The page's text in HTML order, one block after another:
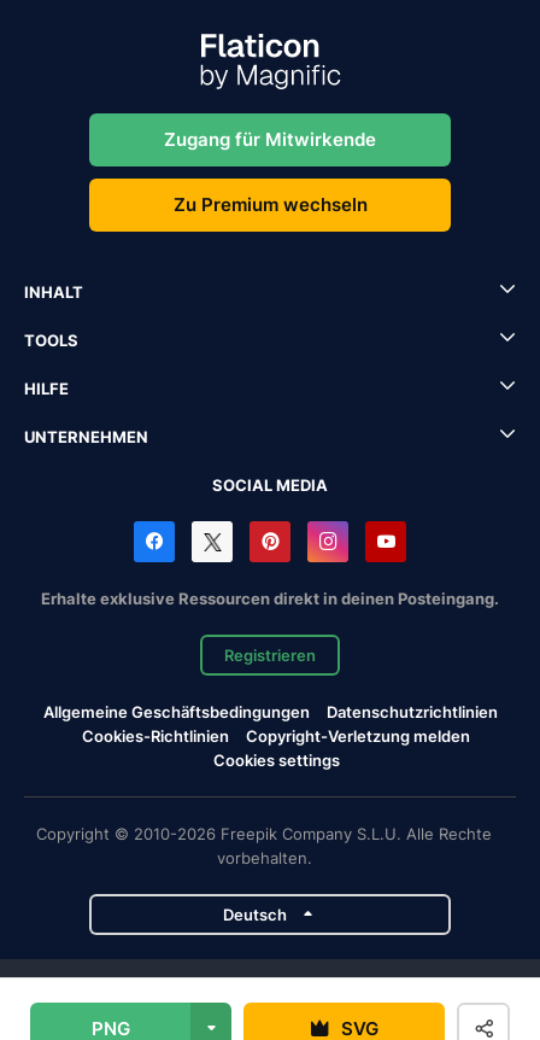
PNG SVG
Zugang für Mitwirkende
Zu Premium wechseln
INHALT
TOOLS
HILFE
UNTERNEHMEN
SOCIAL MEDIA
Erhalte exklusive Ressourcen direkt in deinen Posteingang.
Registrieren
Allgemeine Geschäftsbedingungen
Datenschutzrichtlinien
Cookies-Richtlinien
Copyright-Verletzung melden
Cookies settings
Copyright © 2010-2026 Freepik Company S.L.U. Alle Rechte
vorbehalten.
Deutsch